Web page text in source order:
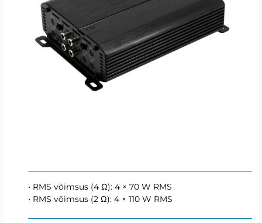
• RMS võimsus (4 Ω): 4 × 70 W RMS
• RMS võimsus (2 Ω): 4 × 110 W RMS